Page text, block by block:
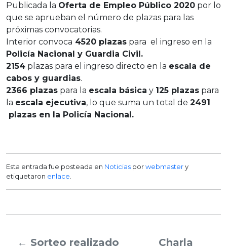
Publicada la Oferta de Empleo Público 2020 por lo
que se aprueban el número de plazas para las
próximas convocatorias.
Interior convoca 4520 plazas para el ingreso en la
Policía Nacional y Guardia Civil.
2154 plazas para el ingreso directo en la escala de
cabos y guardias.
2366 plazas para la escala básica y 125 plazas para
la escala ejecutiva, lo que suma un total de 2491
plazas en la Policía Nacional.
Esta entrada fue posteada en Noticias porwebmastery
etiquetaron enlace
← Sorteo realizado
Charla